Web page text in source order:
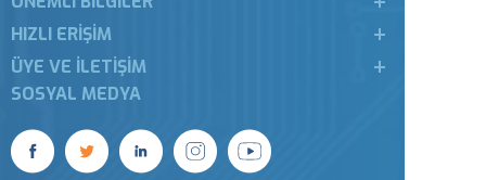
HIZLI ERIŞIM
ÜYE VE İLETIŞIM
SOSYAL MEDYA